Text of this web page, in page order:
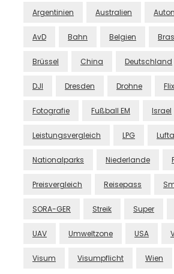
Argentinien Australien
AvD Bahn Belgien
Brüssel China Deutschland
DJI Dresden Drohne
Fotografie Fußball EM Israel
Leistungsvergleich LPG
Nationalparks Niederlande
Preisvergleich Reisepass
SORA-GER Streik Super
UAV Umweltzone USA
Visum Visumpflicht Wien